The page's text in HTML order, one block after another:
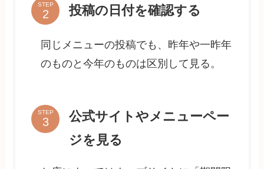
STEP 投稿の日付を確認する
同じメニューの投稿でも、昨年や一昨年
のものと今年のものは区別して見る。
STEP
公式サイトやメニューペー
ジを見る